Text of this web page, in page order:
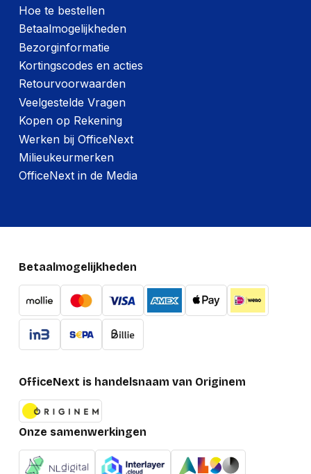
Hoe te bestellen
Betaalmogelijkheden
Bezorginformatie
Kortingscodes en acties
Retourvoorwaarden
Veelgestelde Vragen
Kopen op Rekening
Werken bij OfficeNext
Milieukeurmerken
OfficeNext in de Media
Betaalmogelijkheden
OfficeNext is handelsnaam van Originem
Onze samenwerkingen